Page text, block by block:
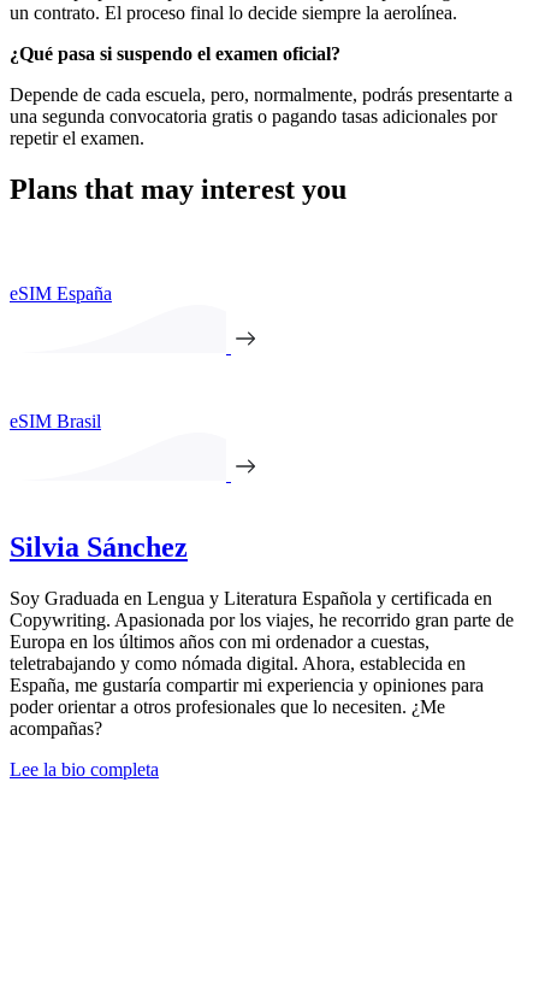
un contrato. El proceso final lo decide siempre la aerolínea.
¿Qué pasa si suspendo el examen oficial?
Depende de cada escuela, pero, normalmente, podrás presentarte a
una segunda convocatoria gratis o pagando tasas adicionales por
repetir el examen.
Plans that may interest you
eSIM España
eSIM Brasil
Silvia Sánchez
Soy Graduada en Lengua y Literatura Española y certificada en
Copywriting. Apasionada por los viajes, he recorrido gran parte de
Europa en los últimos años con mi ordenador a cuestas,
teletrabajando y como nómada digital. Ahora, establecida en
España, me gustaría compartir mi experiencia y opiniones para
poder orientar a otros profesionales que lo necesiten. ¿Me
acompañas?
Lee la bio completa